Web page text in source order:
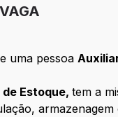
uma pessoa
de Estoque,tem a